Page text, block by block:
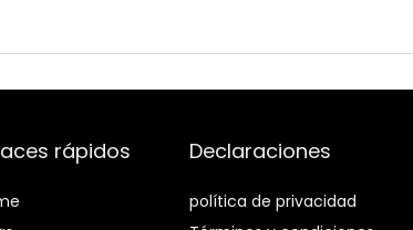
rápidos Declaraciones
política de privacidad